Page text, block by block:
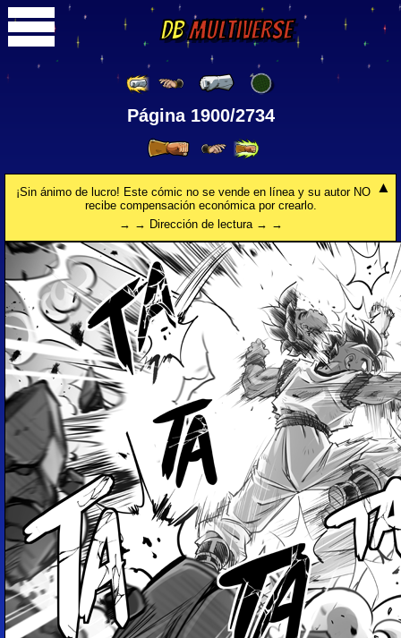
DBMultiverse
Página 1900/2734
¡Sin ánimo de lucro! Este cómic no se vende en línea y su autor NO
recibe compensación económica por crearlo.
→ → Dirección de lectura → →